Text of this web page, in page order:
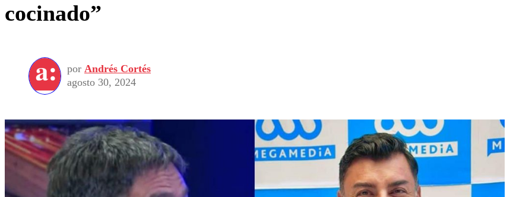
cocinado”
por Andrés Cortés
agosto 30, 2024